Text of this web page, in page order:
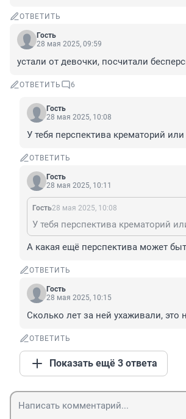
ОТВЕТИТЬ
Гость
28 мая 2025, 09:59
устали от девочки, посчитали
ОТВЕТИТЬ 6
Гость
28 мая 2025, 10:08
У тебя перспектива крематорий
ОТВЕТИТЬ
Гость
28 мая 2025, 10:11
Гость28 мая 2025, 10:08
У тебя перспектива крематорий
А какая ещё перспектива может
ОТВЕТИТЬ
Гость
28 мая 2025, 10:15
Сколько лет за ней ухаживали, это
ОТВЕТИТЬ
Показать ещё 3 ответа